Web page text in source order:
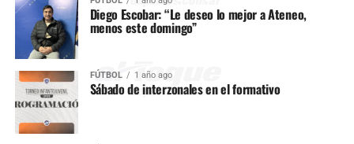
Diego Escobar: “Le deseo lo mejor a Ateneo,
menos este domingo”
FÚTBOL 1 año ago
Sábado de interzonales en el formativo